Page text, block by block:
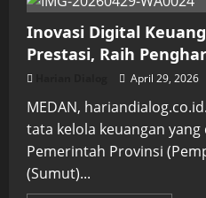
Inovasi Digital
Prestasi, Raih
April 29, 2026
MEDAN,
tata kelola keuangan
Pemerintah Provinsi
(Sumut)...